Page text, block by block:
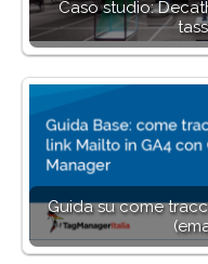
Caso studio:
Guida su come